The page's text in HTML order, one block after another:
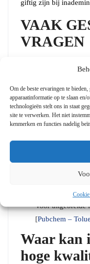
Om de beste ervaringen te
apparaatinformatie op te slaan
technologieën stelt ons in staat
site te verwerken. Het niet
kenmerken en functies nadelig
giftig zijn bij
VAAK
VRAGEN
hoeveelheden
goed
vermijden.
Hoewel tolueen
belangrijk om
stoffen te
Waar vind ik
Voor uitgebreide
[Pubchem –
Waar kan
hoge